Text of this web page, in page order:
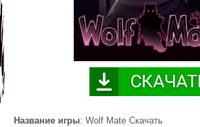
Название игры: Wolf Mate Скачать